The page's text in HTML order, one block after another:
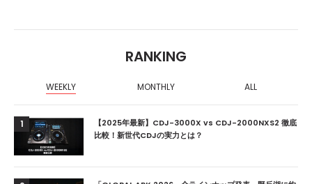
RANKING
WEEKLY MONTHLY ALL
1
【2025年最新】CDJ-3000X vs CDJ-2000NXS2 徹底
比較！新世代CDJの実力とは？